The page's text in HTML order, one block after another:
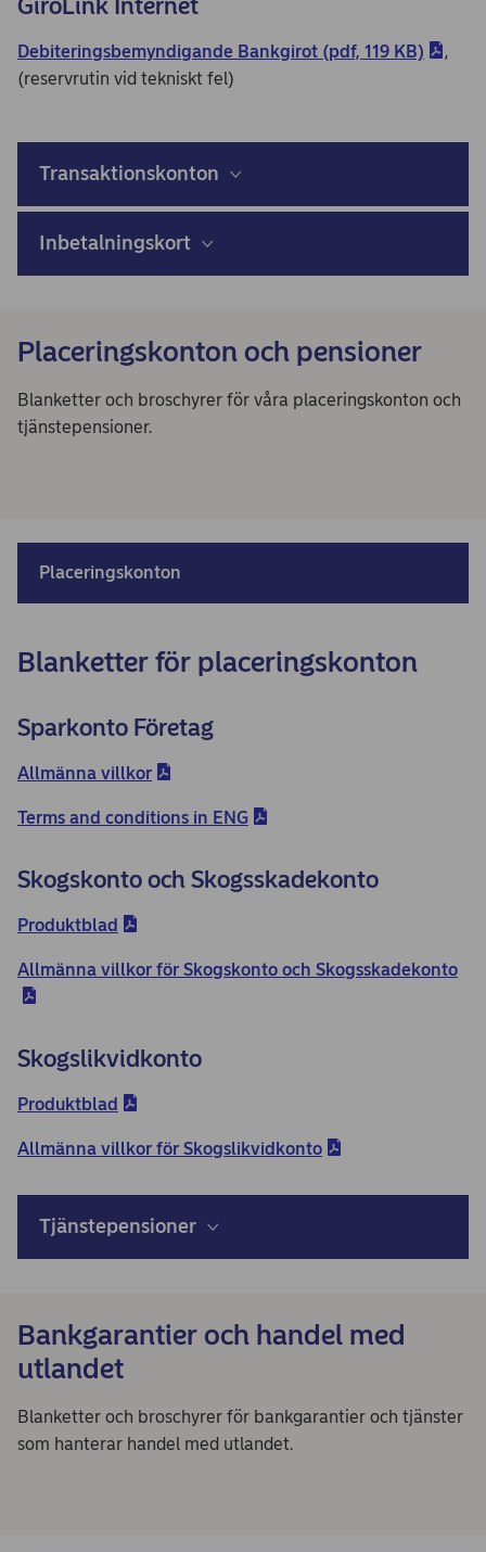
GiroLink Internet
Debiteringsbemyndigande Bankgirot (pdf, 119 KB)
,
(reservrutin vid tekniskt fel)
Transaktionskonton
Inbetalningskort
Placeringskonton och pensioner
Blanketter och broschyrer för våra placeringskonton och
tjänstepensioner.
Placeringskonton
Blanketter för placeringskonton
Sparkonto Företag
Allmänna villkor
Terms and conditions in ENG
Skogskonto och Skogsskadekonto
Produktblad
Allmänna villkor för Skogskonto och Skogsskadekonto
Skogslikvidkonto
Produktblad
Allmänna villkor för Skogslikvidkonto
Tjänstepensioner
Bankgarantier och handel med
utlandet
Blanketter och broschyrer för bankgarantier och tjänster
som hanterar handel med utlandet.